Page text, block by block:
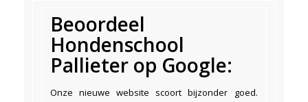
Beoordeel
Hondenschool
Pallieter op Google:
Onze nieuwe website scoort bijzonder goed.